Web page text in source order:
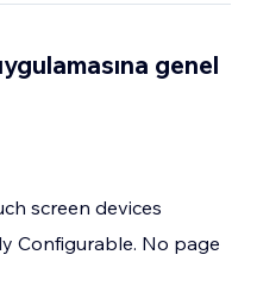
genel
screen devices
Configurable. No page